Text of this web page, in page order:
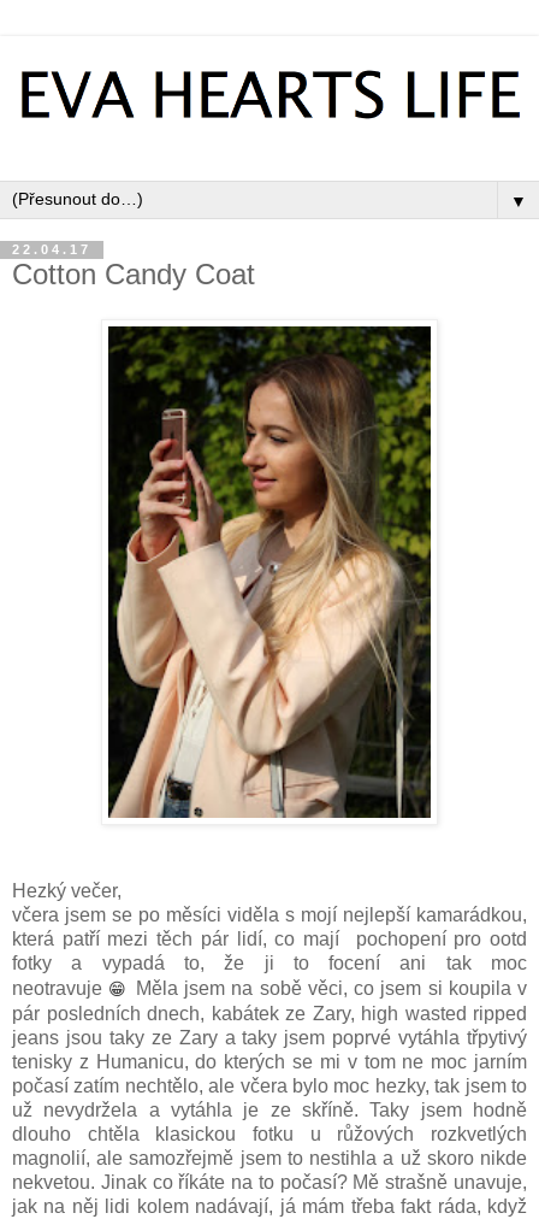
▼
22.04.17
Cotton Candy Coat
Hezký večer,
včera jsem se po měsíci viděla s mojí nejlepší kamarádkou,
která patří mezi těch pár lidí, co mají pochopení pro ootd
fotky a vypadá to, že ji to focení ani tak moc
neotravuje 😁
Měla jsem na sobě věci, co jsem si koupila v
pár posledních dnech, kabátek ze Zary, high wasted ripped
jeans jsou taky ze Zary a taky jsem poprvé vytáhla třpytivý
tenisky z Humanicu, do kterých se mi v tom ne moc jarním
počasí zatím nechtělo, ale včera bylo moc hezky, tak jsem to
už nevydržela a vytáhla je ze skříně. Taky jsem hodně
dlouho chtěla klasickou fotku u růžových rozkvetlých
magnolií, ale samozřejmě jsem to nestihla a už skoro nikde
nekvetou. Jinak co říkáte na to počasí? Mě strašně unavuje,
jak na něj lidi kolem nadávají, já mám třeba fakt ráda, když